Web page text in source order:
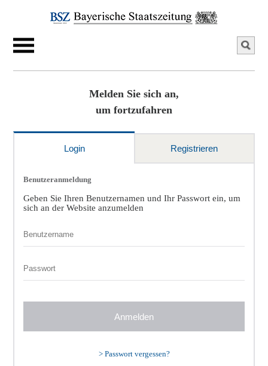
Melden Sie sich an,
um fortzufahren
Login Registrieren
Benutzeranmeldung
Geben Sie Ihren Benutzernamen und Ihr Passwort ein, um
sich an der Website anzumelden
> Passwort vergessen?